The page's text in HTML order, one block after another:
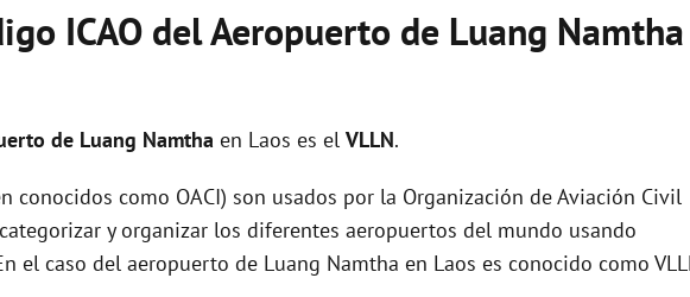
ICAO del Aeropuerto de Luang Namtha
de Luang Namtha en Laos es el VLLN.
conocidos como OACI) son usados por la Organización de Aviación Civil
y organizar los diferentes aeropuertos del mundo usando
el caso del aeropuerto de Luang Namtha en Laos es conocido como